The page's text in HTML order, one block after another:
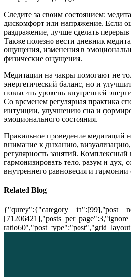
Следите за своим состоянием:
дискомфорт или напряжение. Если
раздражение, лучше сделать
Также полезно вести дневник
ощущения, изменения в
физические ощущения.
Медитации на чакры помогают не
энергетический баланс, но и
повысить уровень внутренней
Со временем регулярная практика
интуиции, улучшению сна и
эмоционального состояния.
Правильное проведение медитаций
внимание к дыханию, визуализацию,
регулярность занятий. Комплексный
гармонизировать тело, разум и дух,
внутреннего равновесия и
Related Blog